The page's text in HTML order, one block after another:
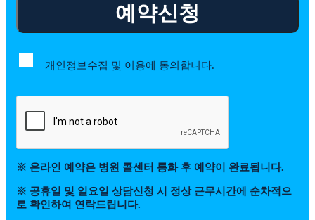
예약신청
개인정보수집 및 이용에 동의합니다.
※ 온라인 예약은 병원 콜센터 통화 후 예약이 완료됩니다.
※ 공휴일 및 일요일 상담신청 시 정상 근무시간에 순차적으
로 확인하여 연락드립니다.